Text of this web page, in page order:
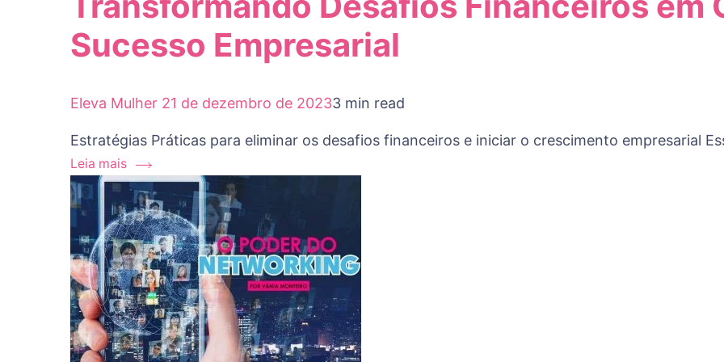
Sucesso Empresarial
Eleva Mulher 21 de dezembro de 20233 min read
Estratégias Práticas para eliminar os desafios financeiros e iniciar o crescimento empresarial
Leia mais